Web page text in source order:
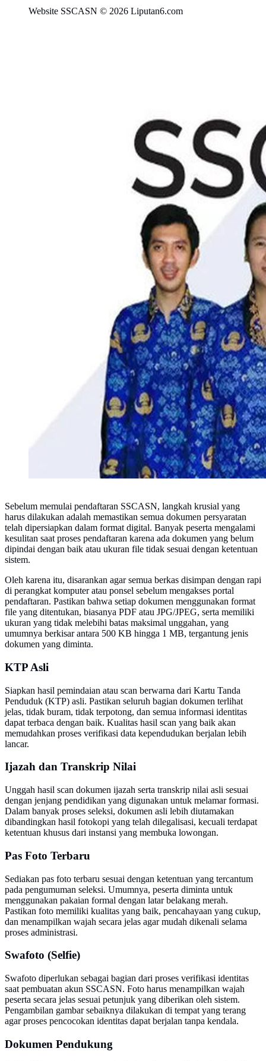
Website SSCASN © 2026 Liputan6.com
Sebelum memulai pendaftaran SSCASN, langkah krusial yang
harus dilakukan adalah memastikan semua dokumen persyaratan
telah dipersiapkan dalam format digital. Banyak peserta mengalami
kesulitan saat proses pendaftaran karena ada dokumen yang belum
dipindai dengan baik atau ukuran file tidak sesuai dengan ketentuan
sistem.
Oleh karena itu, disarankan agar semua berkas disimpan dengan rapi
di perangkat komputer atau ponsel sebelum mengakses portal
pendaftaran. Pastikan bahwa setiap dokumen menggunakan format
file yang ditentukan, biasanya PDF atau JPG/JPEG, serta memiliki
ukuran yang tidak melebihi batas maksimal unggahan, yang
umumnya berkisar antara 500 KB hingga 1 MB, tergantung jenis
dokumen yang diminta.
KTP Asli
Siapkan hasil pemindaian atau scan berwarna dari Kartu Tanda
Penduduk (KTP) asli. Pastikan seluruh bagian dokumen terlihat
jelas, tidak buram, tidak terpotong, dan semua informasi identitas
dapat terbaca dengan baik. Kualitas hasil scan yang baik akan
memudahkan proses verifikasi data kependudukan berjalan lebih
lancar.
Ijazah dan Transkrip Nilai
Unggah hasil scan dokumen ijazah serta transkrip nilai asli sesuai
dengan jenjang pendidikan yang digunakan untuk melamar formasi.
Dalam banyak proses seleksi, dokumen asli lebih diutamakan
dibandingkan hasil fotokopi yang telah dilegalisasi, kecuali terdapat
ketentuan khusus dari instansi yang membuka lowongan.
Pas Foto Terbaru
Sediakan pas foto terbaru sesuai dengan ketentuan yang tercantum
pada pengumuman seleksi. Umumnya, peserta diminta untuk
menggunakan pakaian formal dengan latar belakang merah.
Pastikan foto memiliki kualitas yang baik, pencahayaan yang cukup,
dan menampilkan wajah secara jelas agar mudah dikenali selama
proses administrasi.
Swafoto (Selfie)
Swafoto diperlukan sebagai bagian dari proses verifikasi identitas
saat pembuatan akun SSCASN. Foto harus menampilkan wajah
peserta secara jelas sesuai petunjuk yang diberikan oleh sistem.
Pengambilan gambar sebaiknya dilakukan di tempat yang terang
agar proses pencocokan identitas dapat berjalan tanpa kendala.
Dokumen Pendukung